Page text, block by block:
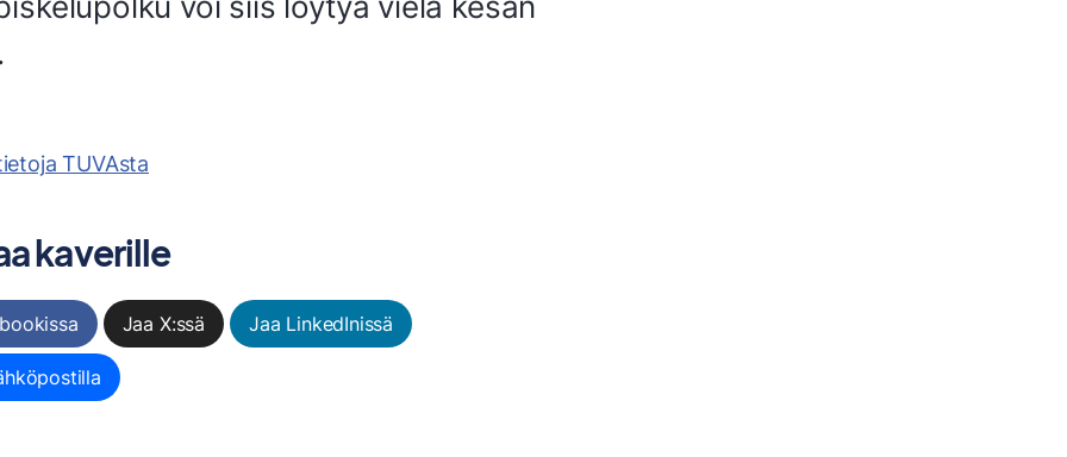
TUVAsta
kaverille
Jaa X:ssä Jaa LinkedInissä